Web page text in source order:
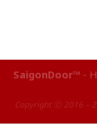
SaigonDoor™ -
Copyright ⓒ 2016 –